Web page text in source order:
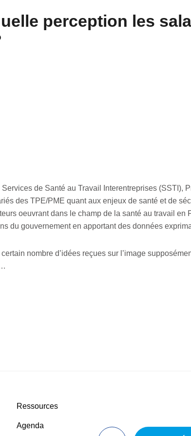
perception les
de Santé au Travail Interentreprises (SSTI),
des TPE/PME quant aux enjeux de santé et de
oeuvrant dans le champ de la santé au travail en
du gouvernement en apportant des données
nombre d’idées reçues sur l’image
Ressources
Agenda